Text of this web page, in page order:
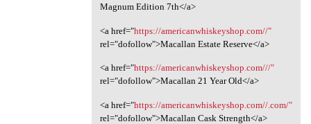
Magnum Edition 7th</a>
<a href="https://americanwhiskeyshop.com//"
rel="dofollow">Macallan Estate Reserve</a>
<a href="https://americanwhiskeyshop.com///"
rel="dofollow">Macallan 21 Year Old</a>
<a href="https://americanwhiskeyshop.com//.com/"
rel="dofollow">Macallan Cask Strength</a>